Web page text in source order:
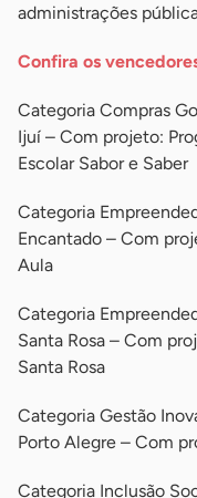
administrações
Confira os
Categoria Compras
Ijuí – Com projeto:
Escolar Sabor e Saber
Categoria
Encantado – Com
Aula
Categoria
Santa Rosa – Com
Santa Rosa
Categoria Gestão
Porto Alegre – Com
Categoria Inclusão